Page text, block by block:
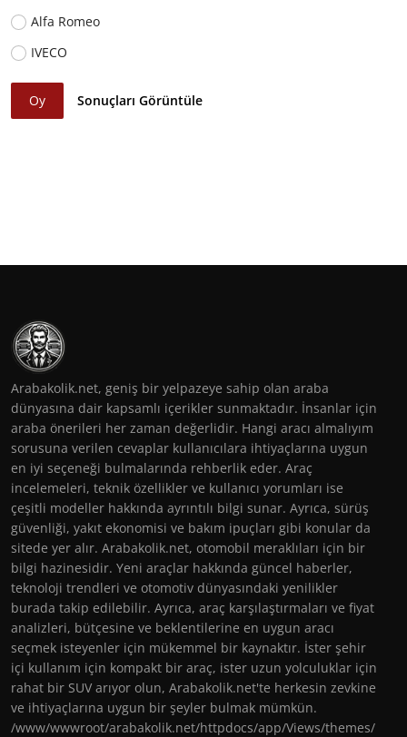
Alfa Romeo
IVECO
Oy Sonuçları Görüntüle
Arabakolik.net, geniş bir yelpazeye sahip olan araba
dünyasına dair kapsamlı içerikler sunmaktadır. İnsanlar için
araba önerileri her zaman değerlidir. Hangi aracı almalıyım
sorusuna verilen cevaplar kullanıcılara ihtiyaçlarına uygun
en iyi seçeneği bulmalarında rehberlik eder. Araç
incelemeleri, teknik özellikler ve kullanıcı yorumları ise
çeşitli modeller hakkında ayrıntılı bilgi sunar. Ayrıca, sürüş
güvenliği, yakıt ekonomisi ve bakım ipuçları gibi konular da
sitede yer alır. Arabakolik.net, otomobil meraklıları için bir
bilgi hazinesidir. Yeni araçlar hakkında güncel haberler,
teknoloji trendleri ve otomotiv dünyasındaki yenilikler
burada takip edilebilir. Ayrıca, araç karşılaştırmaları ve fiyat
analizleri, bütçesine ve beklentilerine en uygun aracı
seçmek isteyenler için mükemmel bir kaynaktır. İster şehir
içi kullanım için kompakt bir araç, ister uzun yolculuklar için
rahat bir SUV arıyor olun, Arabakolik.net'te herkesin zevkine
ve ihtiyaçlarına uygun bir şeyler bulmak mümkün.
/www/wwwroot/arabakolik.net/httpdocs/app/Views/themes/